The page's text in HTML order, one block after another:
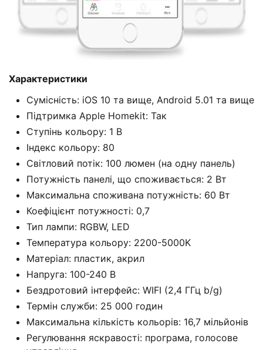
Характеристики
Сумісність: iOS 10 та вище, Android 5.01 та вище
Підтримка Apple Homekit: Так
Ступінь кольору: 1 В
Індекс кольору: 80
Світловий потік: 100 люмен (на одну панель)
Потужність панелі, що споживається: 2 Вт
Максимальна споживана потужність: 60 Вт
Коефіцієнт потужності: 0,7
Тип лампи: RGBW, LED
Температура кольору: 2200-5000K
Матеріал: пластик, акрил
Напруга: 100-240 В
Бездротовий інтерфейс: WIFI (2,4 ГГц b/g)
Термін служби: 25 000 годин
Максимальна кількість кольорів: 16,7 мільйонів
Регулювання яскравості: програма, голосове